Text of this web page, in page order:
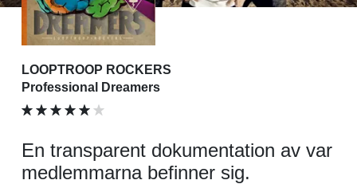
LOOPTROOP ROCKERS
Professional Dreamers
En transparent dokumentation av var
medlemmarna befinner sig.